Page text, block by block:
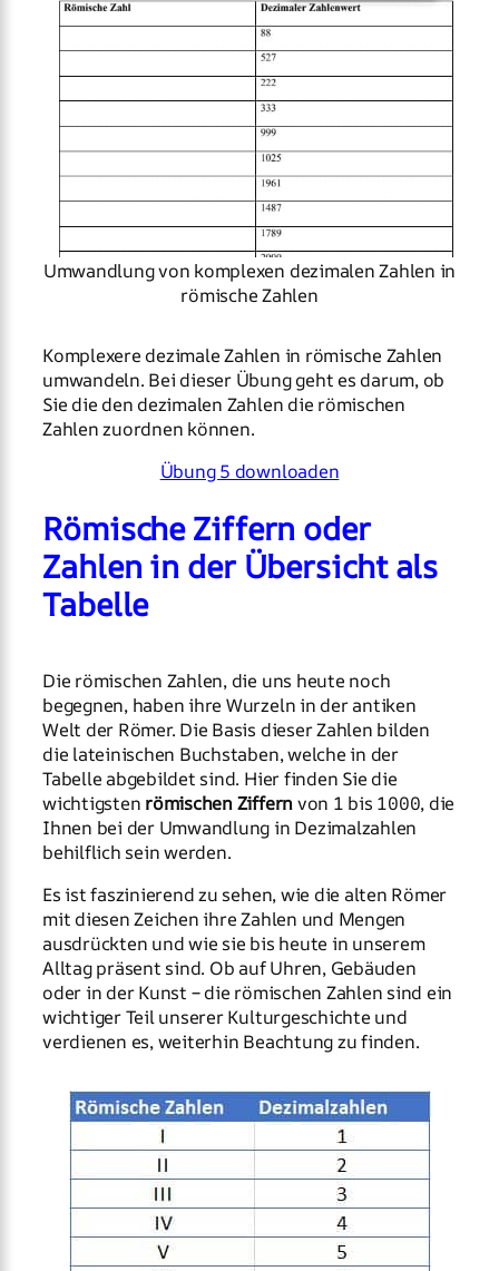
Umwandlung von komplexen dezimalen Zahlen in
römische Zahlen
Komplexere dezimale Zahlen in römische Zahlen
umwandeln. Bei dieser Übung geht es darum, ob
Sie die den dezimalen Zahlen die römischen
Zahlen zuordnen können.
Übung 5 downloaden
Römische Ziffern oder
Zahlen in der Übersicht als
Tabelle
Die römischen Zahlen, die uns heute noch
begegnen, haben ihre Wurzeln in der antiken
Welt der Römer. Die Basis dieser Zahlen bilden
die lateinischen Buchstaben, welche in der
Tabelle abgebildet sind. Hier finden Sie die
wichtigsten römischen Ziffernvon 1 bis 1000, die
Ihnen bei der Umwandlung in Dezimalzahlen
behilflich sein werden.
Es ist faszinierend zu sehen, wie die alten Römer
mit diesen Zeichen ihre Zahlen und Mengen
ausdrückten und wie sie bis heute in unserem
Alltag präsent sind. Ob auf Uhren, Gebäuden
oder in der Kunst – die römischen Zahlen sind ein
wichtiger Teil unserer Kulturgeschichte und
verdienen es, weiterhin Beachtung zu finden.